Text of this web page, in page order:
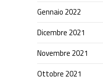
Gennaio 2022
Dicembre 2021
Novembre 2021
Ottobre 2021